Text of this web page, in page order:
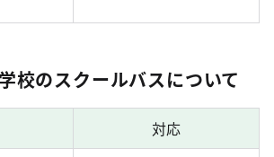
校のスクールバスについて
対応